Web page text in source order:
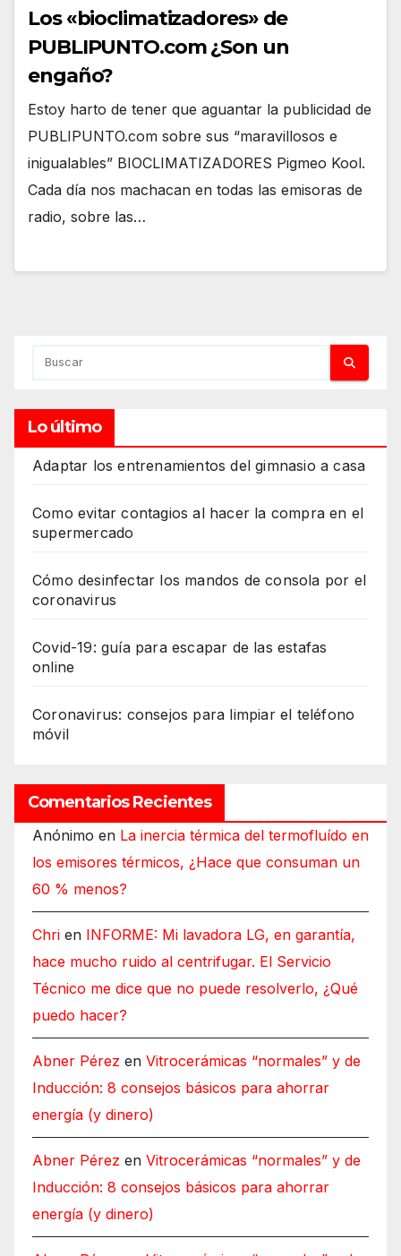
Los «bioclimatizadores» de
PUBLIPUNTO.com ¿Son un
engaño?
Estoy harto de tener que aguantar la publicidad de
PUBLIPUNTO.com sobre sus “maravillosos e
inigualables” BIOCLIMATIZADORES Pigmeo Kool.
Cada día nos machacan en todas las emisoras de
radio, sobre las…
Lo último
Adaptar los entrenamientos del gimnasio a casa
Como evitar contagios al hacer la compra en el
supermercado
Cómo desinfectar los mandos de consola por el
coronavirus
Covid-19: guía para escapar de las estafas
online
Coronavirus: consejos para limpiar el teléfono
móvil
Comentarios Recientes
Anónimo en La inercia térmica del termofluído en
los emisores térmicos, ¿Hace que consuman un
60 % menos?
Chri en INFORME: Mi lavadora LG, en garantía,
hace mucho ruido al centrifugar. El Servicio
Técnico me dice que no puede resolverlo, ¿Qué
puedo hacer?
Abner Pérez en Vitrocerámicas “normales” y de
Inducción: 8 consejos básicos para ahorrar
energía (y dinero)
Abner Pérez en Vitrocerámicas “normales” y de
Inducción: 8 consejos básicos para ahorrar
energía (y dinero)